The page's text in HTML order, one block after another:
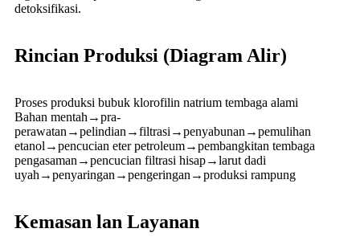
detoksifikasi.
Rincian Produksi (Diagram Alir)
Proses produksi bubuk klorofilin natrium tembaga alami
Bahan mentah→pra-
perawatan→pelindian→filtrasi→penyabunan→pemulihan
etanol→pencucian eter petroleum→pembangkitan tembaga
pengasaman→pencucian filtrasi hisap→larut dadi
uyah→penyaringan→pengeringan→produksi rampung
Kemasan lan Layanan